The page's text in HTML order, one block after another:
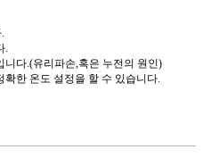
.
다.(유리파손,혹은 누전의 원인)
한 온도 설정을 할 수 있습니다.